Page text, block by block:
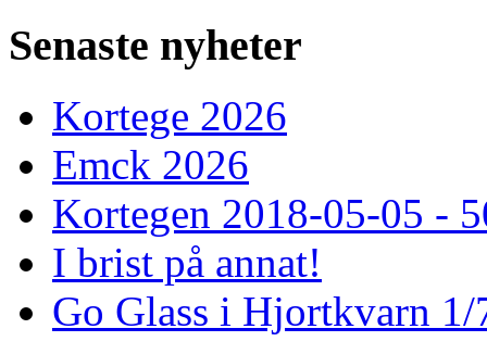
Senaste nyheter
Kortege 2026
Emck 2026
Kortegen 2018-05-05 -
I brist på annat!
Go Glass i Hjortkvarn 1/